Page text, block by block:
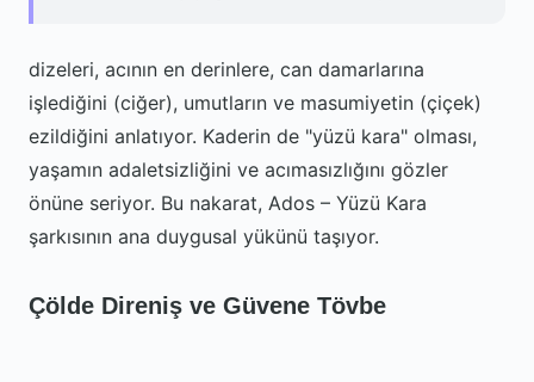
dizeleri, acının en derinlere, can damarlarına
işlediğini (ciğer), umutların ve masumiyetin (çiçek)
ezildiğini anlatıyor. Kaderin de "yüzü kara" olması,
yaşamın adaletsizliğini ve acımasızlığını gözler
önüne seriyor. Bu nakarat, Ados – Yüzü Kara
şarkısının ana duygusal yükünü taşıyor.
Çölde Direniş ve Güvene Tövbe